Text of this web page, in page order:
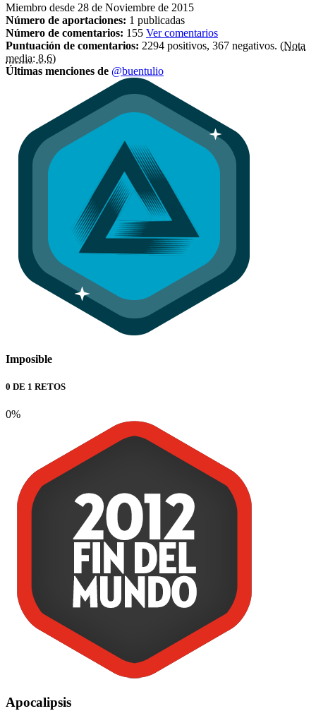
Miembro desde 28 de Noviembre de 2015
Número de aportaciones: 1 publicadas
Número de comentarios: 155 Ver comentarios
Puntuación de comentarios: 2294 positivos, 367 negativos. (Nota
media: 8,6)
Últimas menciones de @buentulio
Imposible
0 DE 1 RETOS
0%
Apocalipsis